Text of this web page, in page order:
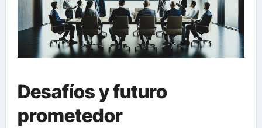
Desafíos y futuro
prometedor